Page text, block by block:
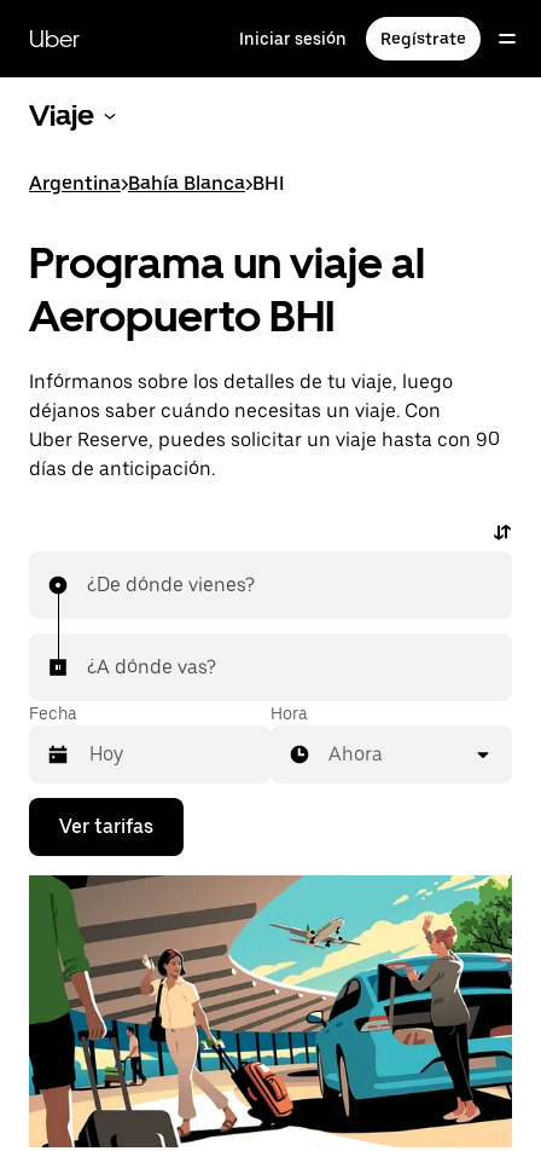
contenido
principal
Uber Iniciar sesión Regístrate
Viaje
Argentina>Bahía Blanca>BHI
Programa un viaje al
Aeropuerto BHI
Infórmanos sobre los detalles de tu viaje, luego
déjanos saber cuándo necesitas un viaje. Con
Uber Reserve, puedes solicitar un viaje hasta con 90
días de anticipación.
¿De dónde vienes?
¿A dónde vas?
Fecha
Presiona
flecha
hacia
abajo
para
interactuar
con
calendario
y
selecciona
una
fecha.
Presiona
la
Hora
Ahora
Ver tarifas